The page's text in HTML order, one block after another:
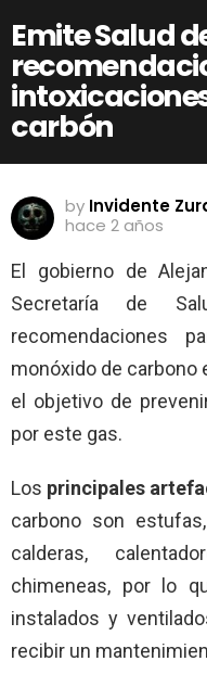
Emite Salud
carbón
by Invidente
hace 2 años
El gobierno de
Secretaría de
recomendaciones
monóxido de carbono
el objetivo de
por este gas.
Los principales
carbono son
calderas,
chimeneas, por lo
instalados y
recibir un